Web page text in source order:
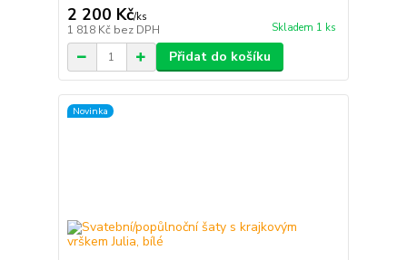
2 200 Kč/ks
1 818 Kč bez DPH Skladem 1 ks
Přidat do košíku
Novinka